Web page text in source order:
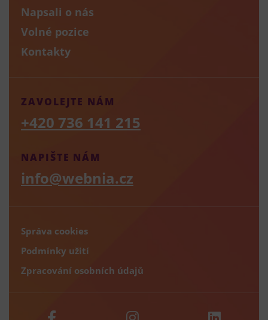
Napsali o nás
Volné pozice
Kontakty
NAPIŠTE NÁM
info@webnia.cz
ZAVOLEJTE NÁM
+420 736 141 215
Správa cookies
Podmínky užití
Zpracování osobních údajů